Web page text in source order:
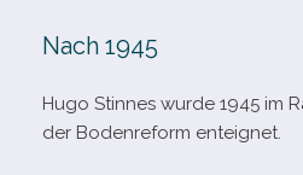
Nach 1945
Hugo Stinnes wurde 1945 im
der Bodenreform enteignet.